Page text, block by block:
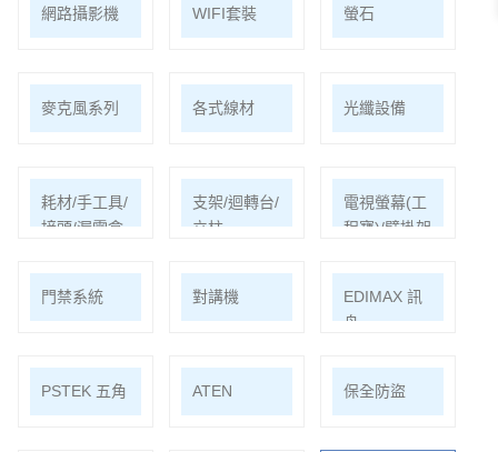
網路攝影機 WIFI套裝 螢石
麥克風系列 各式線材 光纖設備
耗材/手工具/
接頭/漏電盒
支架/迴轉台/
立柱
電視螢幕(工
程寶)/壁掛架
門禁系統 對講機
EDIMAX 訊
舟
PSTEK 五角 ATEN 保全防盜